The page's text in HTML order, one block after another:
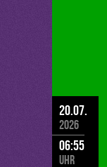
20.07.
2026
06:55
Uhr